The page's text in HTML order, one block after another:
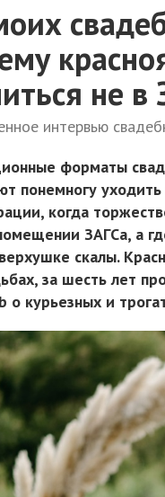
не в
интервью
форматы
понемногу
когда
ЗАГСа, а
скалы.
за шесть лет
о курьезных и